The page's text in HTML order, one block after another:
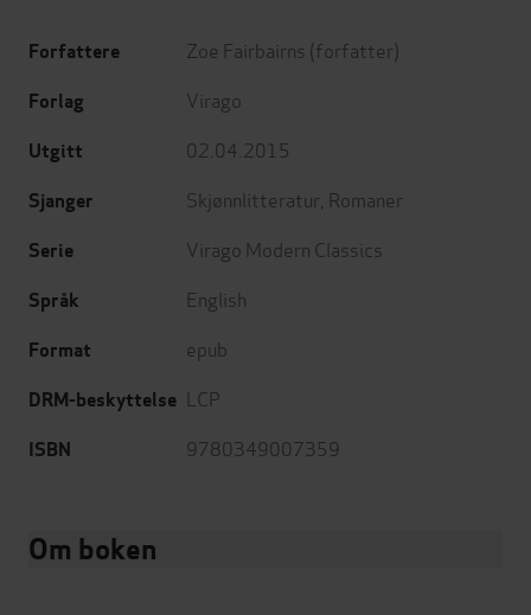
Forfattere Zoe Fairbairns (forfatter)
Forlag Virago
Utgitt 02.04.2015
Sjanger Skjønnlitteratur Romaner
Serie Virago Modern Classics
Språk English
Format epub
DRM-beskyttelse LCP
ISBN 9780349007359
Om boken